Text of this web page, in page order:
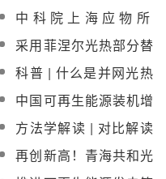
“双碳”液态阳光甲醇大有
可为
中科院上海应物所
200kW高温制氢装置一
次开车成功并顺利通过
项目验收
采用菲涅尔光热部分替
代燃油加热炉！中国石
油吐哈油田拟建光热利
用工程
科普 | 什么是并网光热
发电？
中国可再生能源装机增
速快引外媒关注
方法学解读 | 对比解读
温室气体自愿减排项目
方法学 并网光热发电
再创新高！青海共和光
热电站年度累计发电量